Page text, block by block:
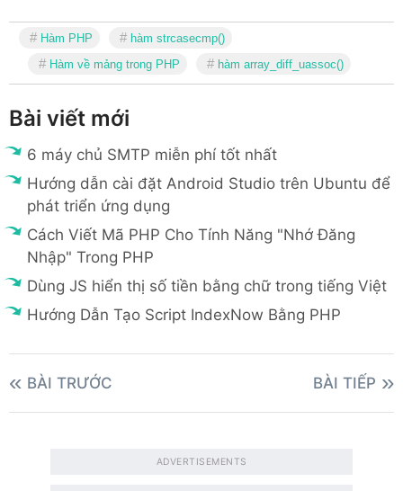
Hàm PHP
hàm strcasecmp()
Hàm về mảng trong PHP
hàm array_diff_uassoc()
Bài viết mới
6 máy chủ SMTP miễn phí tốt nhất
Hướng dẫn cài đặt Android Studio trên Ubuntu để
phát triển ứng dụng
Cách Viết Mã PHP Cho Tính Năng "Nhớ Đăng
Nhập" Trong PHP
Dùng JS hiển thị số tiền bằng chữ trong tiếng Việt
Hướng Dẫn Tạo Script IndexNow Bằng PHP
BÀI TRƯỚC BÀI TIẾP
ADVERTISEMENTS